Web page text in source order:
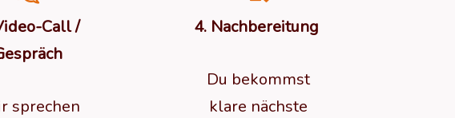
Call /
sprechen
4. Nachbereitung
Du bekommst
klare nächste